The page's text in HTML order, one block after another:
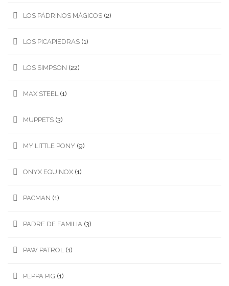
LOS PÁDRINOS MÁGICOS (2)
LOS PICAPIEDRAS (1)
LOS SIMPSON (22)
MAX STEEL (1)
MUPPETS (3)
MY LITTLE PONY (9)
ONYX EQUINOX (1)
PACMAN (1)
PADRE DE FAMILIA (3)
PAW PATROL (1)
PEPPA PIG (1)